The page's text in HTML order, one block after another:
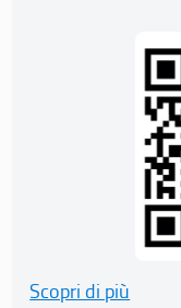
Scopri di più